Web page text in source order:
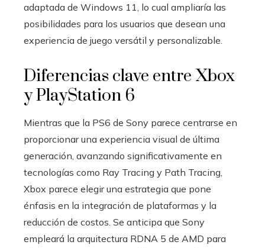
adaptada de Windows 11, lo cual ampliaría las
posibilidades para los usuarios que desean una
experiencia de juego versátil y personalizable.
Diferencias clave entre Xbox
y PlayStation 6
Mientras que la PS6 de Sony parece centrarse en
proporcionar una experiencia visual de última
generación, avanzando significativamente en
tecnologías como Ray Tracing y Path Tracing,
Xbox parece elegir una estrategia que pone
énfasis en la integración de plataformas y la
reducción de costos. Se anticipa que Sony
empleará la arquitectura RDNA 5 de AMD para